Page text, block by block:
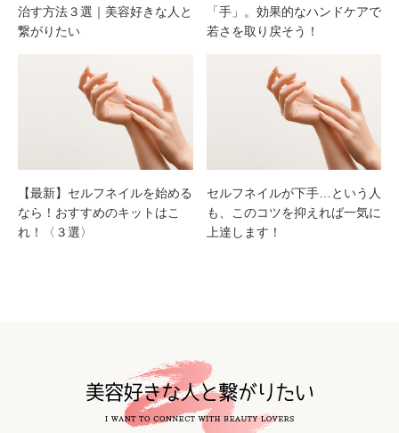
治す方法３選｜美容好きな人と
繋がりたい
「手」。効果的なハンドケアで
若さを取り戻そう！
【最新】セルフネイルを始める
なら！おすすめのキットはこ
れ！〈３選〉
セルフネイルが下手…という人
も、このコツを抑えれば一気に
上達します！